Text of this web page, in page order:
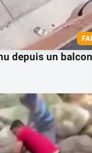
depuis un balcon